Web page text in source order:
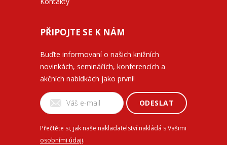
PŘIPOJTE SE K NÁM
Buďte informovaní o našich knižních
novinkách, seminářích, konferencích a
akčních nabídkách jako první!
ODESLAT
Přečtěte si, jak naše nakladatelství nakládá s Vašimi
osobními údaji.